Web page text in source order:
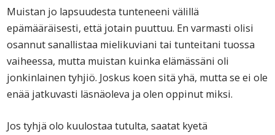
Muistan jo lapsuudesta tunteneeni välillä
epämääräisesti, että jotain puuttuu. En varmasti olisi
osannut sanallistaa mielikuviani tai tunteitani tuossa
vaiheessa, mutta muistan kuinka elämässäni oli
jonkinlainen tyhjiö. Joskus koen sitä yhä, mutta se ei ole
enää jatkuvasti läsnäoleva ja olen oppinut miksi.
Jos tyhjä olo kuulostaa tutulta, saatat kyetä